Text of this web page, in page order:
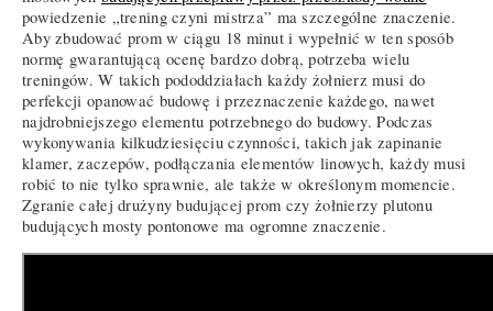
powiedzenie „trening czyni mistrza” ma szczególne znaczenie.
Aby zbudować prom w ciągu 18 minut i wypełnić w ten sposób
normę gwarantującą ocenę bardzo dobrą, potrzeba wielu
treningów. W takich pododdziałach każdy żołnierz musi do
perfekcji opanować budowę i przeznaczenie każdego, nawet
najdrobniejszego elementu potrzebnego do budowy. Podczas
wykonywania kilkudziesięciu czynności, takich jak zapinanie
klamer, zaczepów, podłączania elementów linowych, każdy musi
robić to nie tylko sprawnie, ale także w określonym momencie.
Zgranie całej drużyny budującej prom czy żołnierzy plutonu
budujących mosty pontonowe ma ogromne znaczenie.